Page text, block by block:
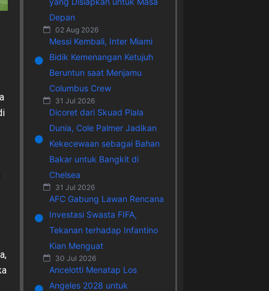
Depan
02 Aug 2026
Messi Kembali, Inter Miami
Bidik Kemenangan Ketujuh
Beruntun saat Menjamu
Columbus Crew
31 Jul 2026
Dicoret dari Skuad Piala
Dunia, Cole Palmer Jadikan
Kekecewaan sebagai Bahan
Bakar untuk Bangkit di
Chelsea
31 Jul 2026
AFC Gabung Lawan Rencana
Investasi Swasta FIFA,
Tekanan terhadap Infantino
Kian Menguat
30 Jul 2026
Ancelotti Menatap Los
Angeles 2028 untuk